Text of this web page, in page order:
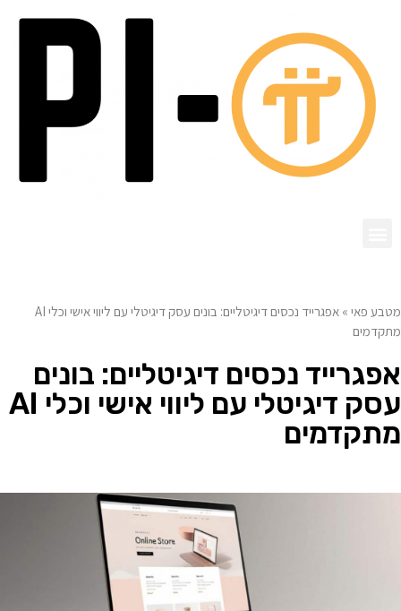
מטבע פאי »
אפגרייד נכסים דיגיטליים: בונים עסק דיגיטלי עם ליווי אישי וכלי AI
מתקדמים
אפגרייד נכסים דיגיטליים: בונים
עסק דיגיטלי עם ליווי אישי וכלי AI
מתקדמים